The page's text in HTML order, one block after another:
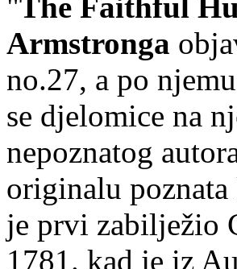
Armstronga
no.27, a po
se djelomice na
nepoznatog
originalu poznata
je prvi zabilježio
1781. kad je iz